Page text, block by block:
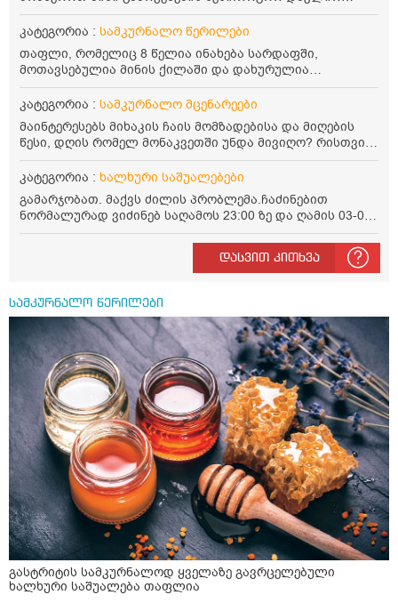
მიხაკის ჩაი. ასევე მაინტერესებს ლეიკოციტები მაქვს
ოდნავ დაბალი და წავიკითხე ლეიკოციტების დონეს
კატეგორია : სამკურნალო წერილები
თაფლი, რომელიც 8 წელია ინახება სარდაფში,
მოთავსებულია მინის ქილაში და დახურულია
პლასტმასის სახურავით. ექნება თუ არა შენარჩუნებული
სასარგებლო თვისებები და შეიძლება თუ არა მისი
მირთმევა? გმადლობთ.
კატეგორია : სამკურნალო მცენარეები
მაინტერესებს მიხაკის ჩაის მომზადებისა და მიღების
წესი, დღის რომელ მონაკვეთში უნდა მივიღო? რისთვის
არის სასარგებლო და უკუჩვენება თუ აქვს
კატეგორია : ხალხური საშუალებები
გამარჯობათ. მაქვს ძილის პრობლემა.ჩაძინებით
ნორმალურად ვიძინებ საღამოს 23:00 ზე და ღამის 03-00
ან 04:00 საათზე მეღვიძება და მერე ვერ ვიძინებ
ვერაფრით.რამე ხალხური საშუალება თუ არის ამ
დასვით კითხვა
სამკურნალო წერილები
გასტრიტის სამკურნალოდ ყველაზე გავრცელებული
ხალხური საშუალება თაფლია